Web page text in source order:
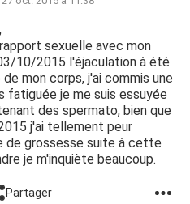
sexuelle avec mon
10/2015 l'éjaculation à été
mon corps, j'ai commis une
fatiguée je me suis essuyée
des spermato, bien que
j'ai tellement peur
de grossesse suite à cette
je m'inquiète beaucoup.
Partager